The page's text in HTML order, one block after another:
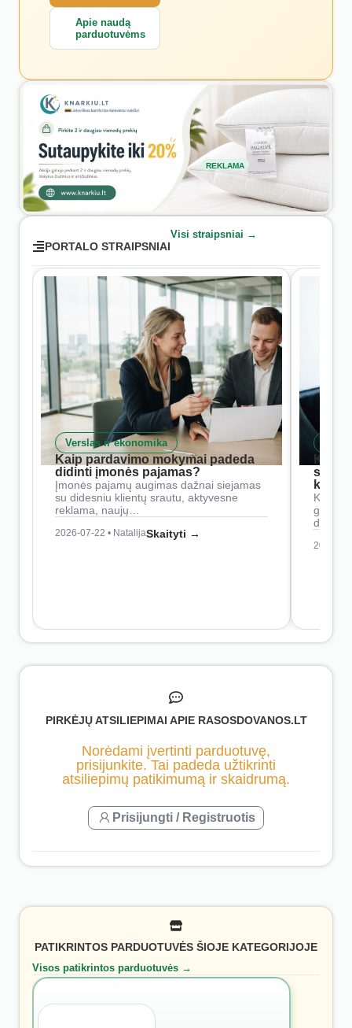
Apie naudą
parduotuvėms
REKLAMA
PORTALO STRAIPSNIAI
Visi straipsniai →
Verslas ir ekonomika
Kaip pardavimo mokymai padeda
didinti įmonės pajamas?
Įmonės pajamų augimas dažnai siejamas
su didesniu klientų srautu, aktyvesne
reklama, naujų…
2026-07-22 • NatalijaSkaityti →
Kaip
2026-
PIRKĖJŲ ATSILIEPIMAI APIE RASOSDOVANOS.LT
Norėdami įvertinti parduotuvę,
prisijunkite. Tai padeda užtikrinti
atsiliepimų patikimumą ir skaidrumą.
Prisijungti / Registruotis
PATIKRINTOS PARDUOTUVĖS ŠIOJE KATEGORIJOJE
Visos patikrintos parduotuvės →